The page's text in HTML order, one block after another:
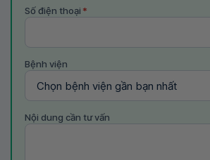
Số điện thoại *
Bệnh viện
Nội dung cần tư vấn